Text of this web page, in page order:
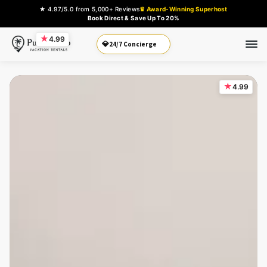
★ 4.97/5.0 from 5,000+ Reviews♛ Award-Winning Superhost
Book Direct & Save Up To 20%
★4.99
💎Book Direct
★4.99